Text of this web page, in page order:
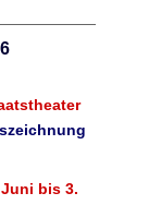
bis 3.